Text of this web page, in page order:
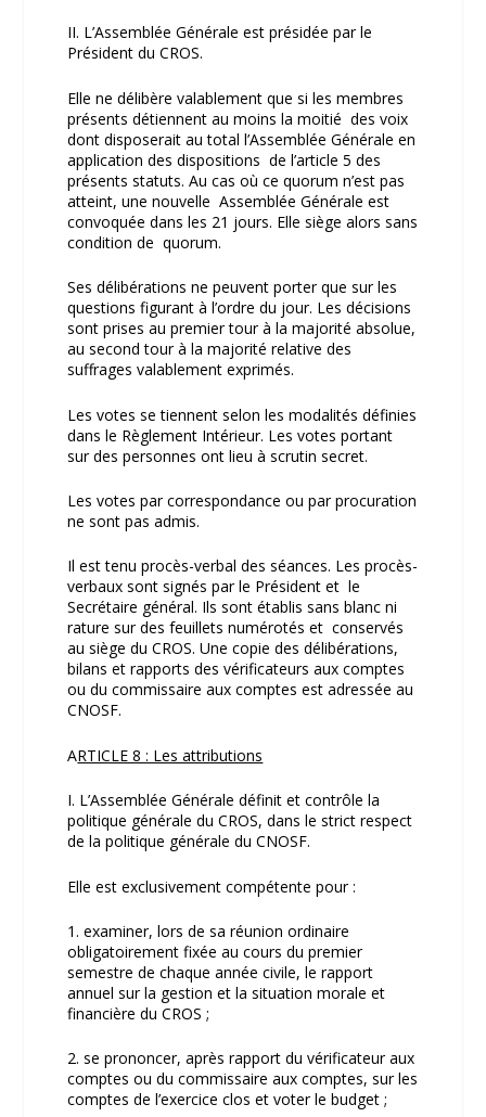
II. L’Assemblée Générale est présidée par le
Président du CROS.
Elle ne délibère valablement que si les membres
présents détiennent au moins la moitié des voix
dont disposerait au total l’Assemblée Générale en
application des dispositions de l’article 5 des
présents statuts. Au cas où ce quorum n’est pas
atteint, une nouvelle Assemblée Générale est
convoquée dans les 21 jours. Elle siège alors sans
condition de quorum.
Ses délibérations ne peuvent porter que sur les
questions figurant à l’ordre du jour. Les décisions
sont prises au premier tour à la majorité absolue,
au second tour à la majorité relative des
suffrages valablement exprimés.
Les votes se tiennent selon les modalités définies
dans le Règlement Intérieur. Les votes portant
sur des personnes ont lieu à scrutin secret.
Les votes par correspondance ou par procuration
ne sont pas admis.
Il est tenu procès-verbal des séances. Les procès-
verbaux sont signés par le Président et le
Secrétaire général. Ils sont établis sans blanc ni
rature sur des feuillets numérotés et conservés
au siège du CROS. Une copie des délibérations,
bilans et rapports des vérificateurs aux comptes
ou du commissaire aux comptes est adressée au
CNOSF.
ARTICLE 8 : Les attributions
I. L’Assemblée Générale définit et contrôle la
politique générale du CROS, dans le strict respect
de la politique générale du CNOSF.
Elle est exclusivement compétente pour :
1. examiner, lors de sa réunion ordinaire
obligatoirement fixée au cours du premier
semestre de chaque année civile, le rapport
annuel sur la gestion et la situation morale et
financière du CROS ;
2. se prononcer, après rapport du vérificateur aux
comptes ou du commissaire aux comptes, sur les
comptes de l’exercice clos et voter le budget ;